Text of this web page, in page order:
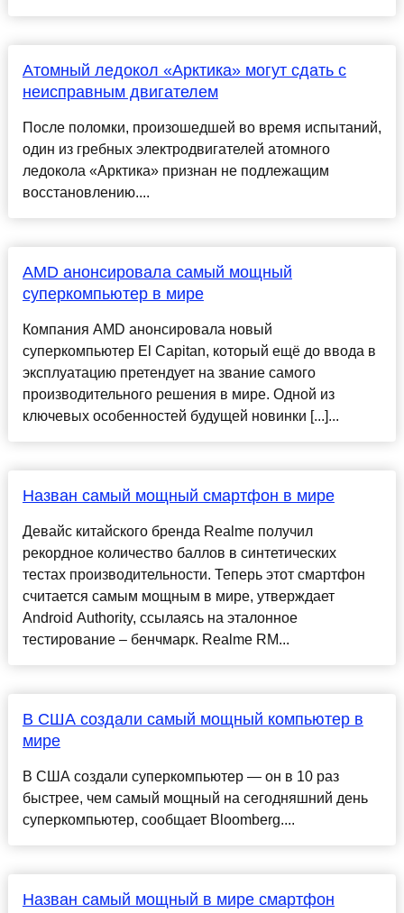
Атомный ледокол «Арктика» могут сдать с
неисправным двигателем
После поломки, произошедшей во время испытаний,
один из гребных электродвигателей атомного
ледокола «Арктика» признан не подлежащим
восстановлению....
AMD анонсировала самый мощный
суперкомпьютер в мире
Компания AMD анонсировала новый
суперкомпьютер El Capitan, который ещё до ввода в
эксплуатацию претендует на звание самого
производительного решения в мире. Одной из
ключевых особенностей будущей новинки [...]...
Назван самый мощный смартфон в мире
Девайс китайского бренда Realme получил
рекордное количество баллов в синтетических
тестах производительности. Теперь этот смартфон
считается самым мощным в мире, утверждает
Android Authority, ссылаясь на эталонное
тестирование – бенчмарк. Realme RM...
В США создали самый мощный компьютер в
мире
В США создали суперкомпьютер — он в 10 раз
быстрее, чем самый мощный на сегодняшний день
суперкомпьютер, сообщает Bloomberg....
Назван самый мощный в мире смартфон